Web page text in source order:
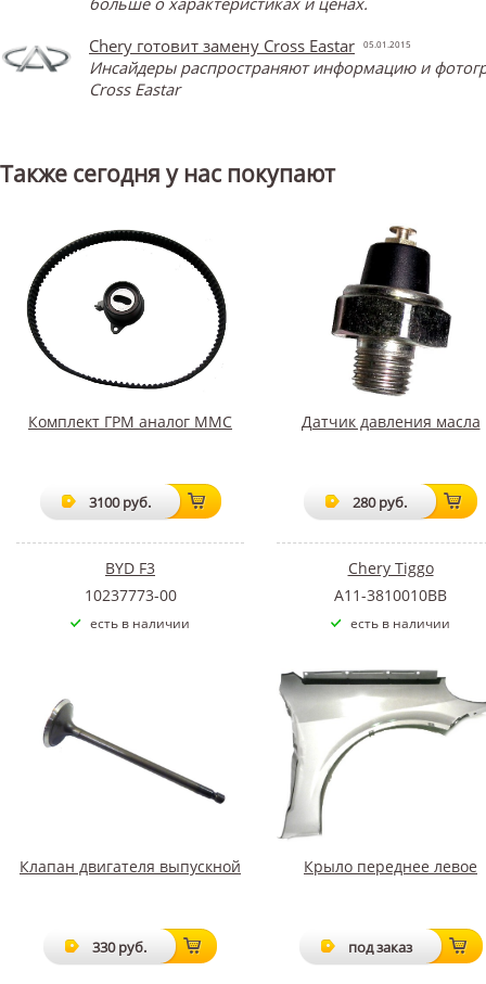
Chery готовит замену Cross Eastar
05.01.2015
Инсайдеры распространяют информацию и
Cross Eastar
Также сегодня у нас покупают
Комплект ГРМ аналог ММС
3100 руб.
BYD F3
10237773-00
есть в наличии
Датчик давления масла
280 руб.
Chery Tiggo
A11-3810010BB
есть в наличии
Клапан двигателя выпускной
330 руб.
Крыло переднее левое
под заказ